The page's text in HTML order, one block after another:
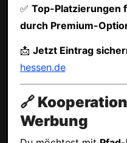
✅ Top-Platzierungen
durch Premium-
📩 Jetzt Eintrag
hessen.de
🔗
Werbung